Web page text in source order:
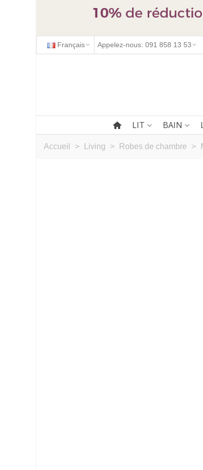
Français Appelez-nous: 091 858 13 53
LIT BAIN
Accueil > Living > Robes de chambre >